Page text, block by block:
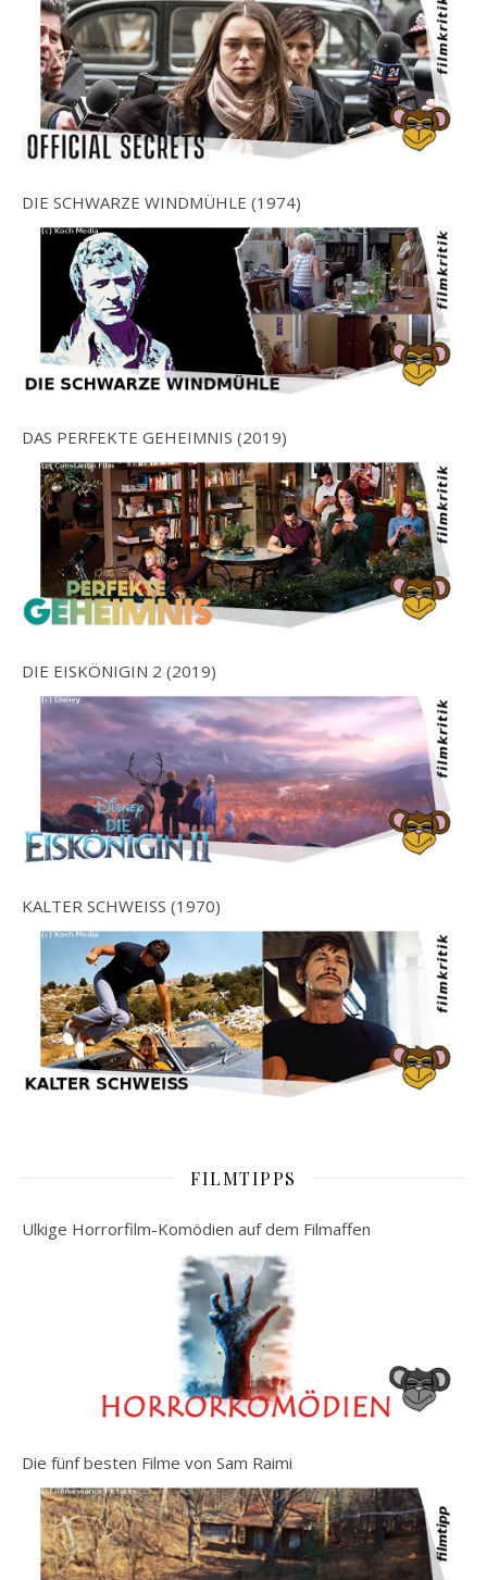
DIE SCHWARZE WINDMÜHLE (1974)
DAS PERFEKTE GEHEIMNIS (2019)
DIE EISKÖNIGIN 2 (2019)
KALTER SCHWEISS (1970)
FILMTIPPS
Ulkige Horrorfilm-Komödien auf dem Filmaffen
Die fünf besten Filme von Sam Raimi